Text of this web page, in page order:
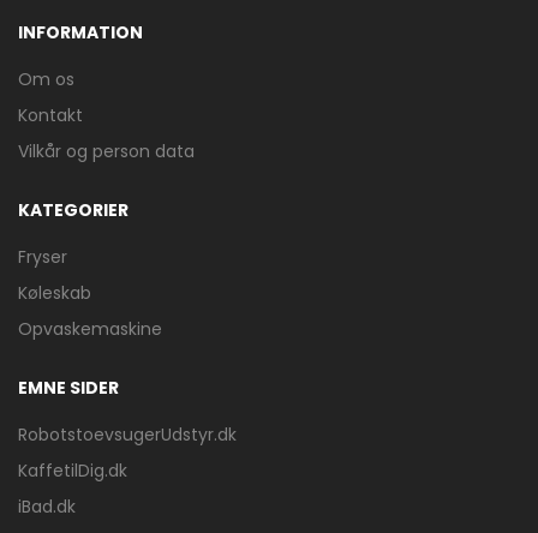
INFORMATION
Om os
Kontakt
Vilkår og person data
KATEGORIER
Fryser
Køleskab
Opvaskemaskine
EMNE SIDER
RobotstoevsugerUdstyr.dk
KaffetilDig.dk
iBad.dk